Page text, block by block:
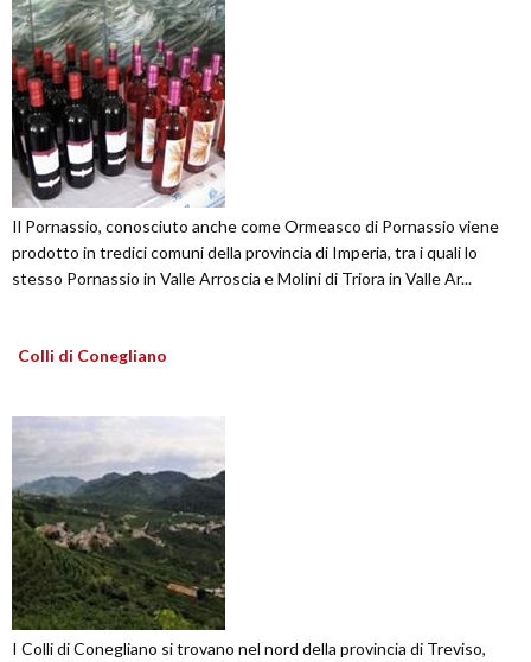
Il Pornassio, conosciuto anche come Ormeasco di Pornassio viene
prodotto in tredici comuni della provincia di Imperia, tra i quali lo
stesso Pornassio in Valle Arroscia e Molini di Triora in Valle Ar...
Colli di Conegliano
I Colli di Conegliano si trovano nel nord della provincia di Treviso,